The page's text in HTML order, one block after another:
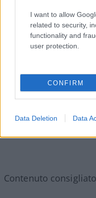
I want to allow
related to security,
functionality and
user protection.
CONFIRM
Data Deletion Data
Contenuto consigliato